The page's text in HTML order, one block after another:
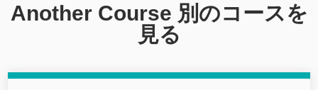
Another Course 別のコースを
見る